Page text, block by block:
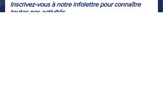
Inscrivez-vous à notre infolettre pour connaître
toutes nos activités.